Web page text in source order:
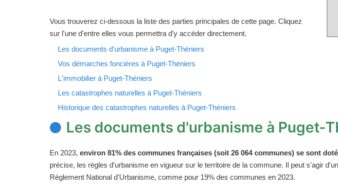
Vous trouverez ci-dessous la liste des parties principales de cette page. Cliquez
sur l'une d'entre elles vous permettra d'y accéder directement.
Les documents d'urbanisme à Puget-Théniers
Vos démarches foncières à Puget-Théniers
L'immobilier à Puget-Théniers
Les catastrophes naturelles à Puget-Théniers
Historique des catastrophes naturelles à Puget-Théniers
Les documents d'urbanisme à Puget-
En 2023, environ 81% des communes françaises (soit 26 064 communes) se sont
précise, les règles d'urbanisme en vigueur sur le territoire de la commune. Il peut s'agir
Règlement National d'Urbanisme, comme pour 19% des communes en 2023.